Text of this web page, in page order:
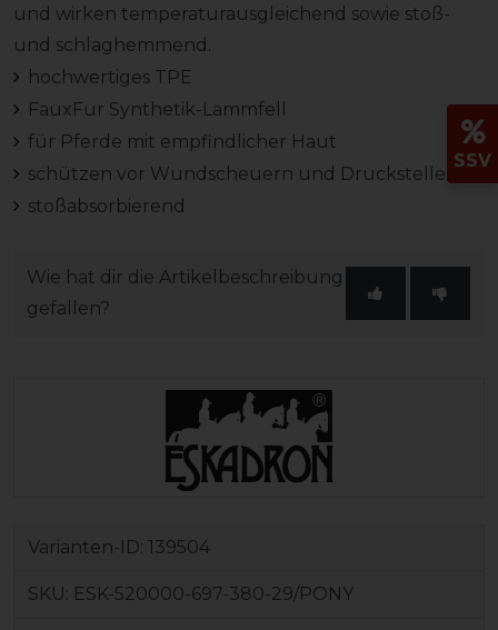
und wirken temperaturausgleichend sowie stoß-
und schlaghemmend.
hochwertiges TPE
FauxFur Synthetik-Lammfell
für Pferde mit empfindlicher Haut
schützen vor Wundscheuern und Druckstellen
stoßabsorbierend
Wie hat dir die Artikelbeschreibung
gefallen?
Varianten-ID: 139504
SKU: ESK-520000-697-380-29/PONY
SSV